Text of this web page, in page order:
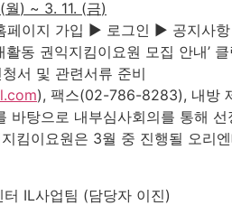
월) ~ 3. 11. (금)
페이지 가입 ▶ 로그인 ▶ 공지사
활동 권익지킴이요원 모집 안내’
서 및 관련서류 준비
), 팩스(02-786-8283), 내방
바탕으로 내부심사회의를 통해
킴이요원은 3월 중 진행될 오리
IL사업팀 (담당자 이진)